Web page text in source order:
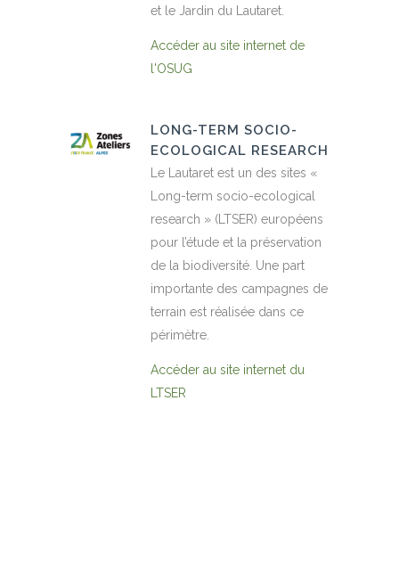
et le Jardin du Lautaret.
Accéder au site internet de
l'OSUG
LONG-TERM SOCIO-
ECOLOGICAL RESEARCH
Le Lautaret est un des sites «
Long-term socio-ecological
research » (LTSER) européens
pour l’étude et la préservation
de la biodiversité. Une part
importante des campagnes de
terrain est réalisée dans ce
périmètre.
Accéder au site internet du
LTSER